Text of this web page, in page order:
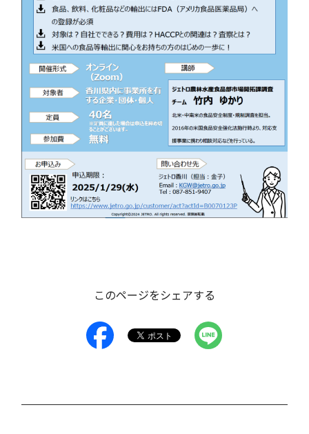
このページをシェアする